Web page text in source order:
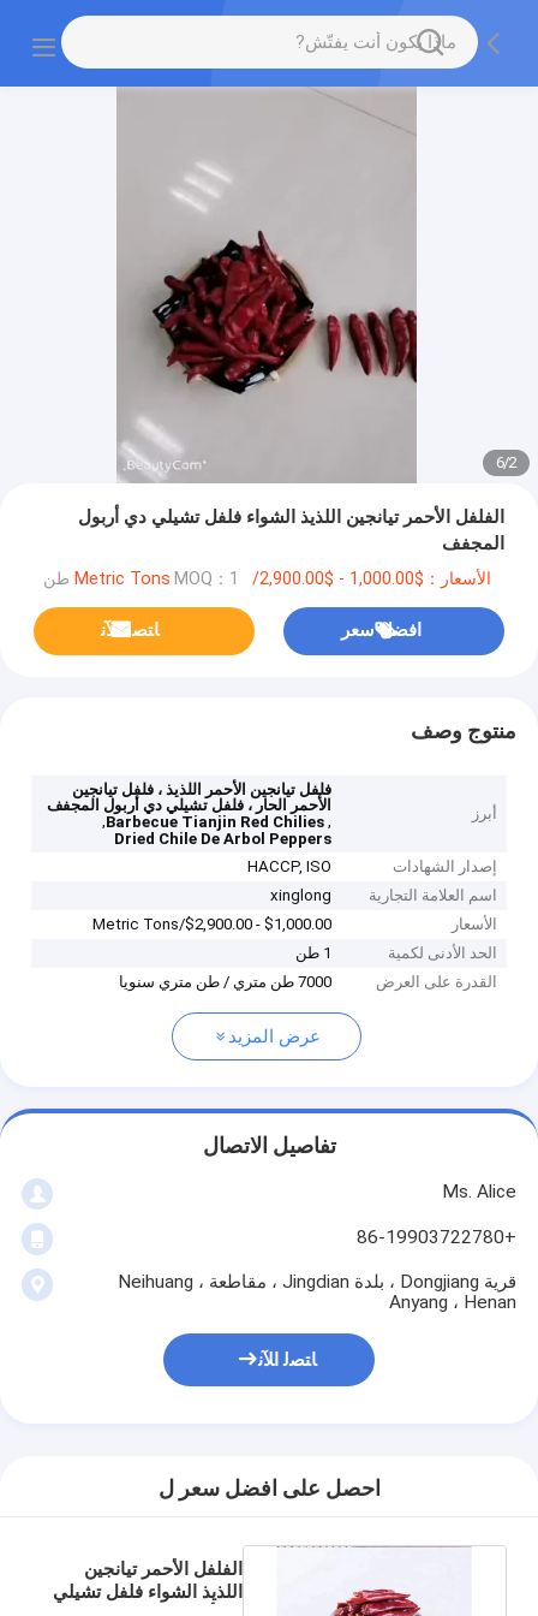
2
/
6
الفلفل الأحمر تيانجين اللذيذ الشواء فلفل تشيلي دي أربول
المجفف
الأسعار：$1,000.00 - $2,900.00/Metric Tons MOQ：1 طن
افضل سعر ﺎﺘﺼﻟ ﺍﻶﻧ
منتوج وصف
أبرز
فلفل تيانجين الأحمر اللذيذ ، فلفل تيانجين
الأحمر الحار ، فلفل تشيلي دي أربول المجفف
,
Barbecue Tianjin Red Chilies
,
Dried Chile De Arbol Peppers
إصدار الشهادات
HACCP, ISO
اسم العلامة التجارية
xinglong
الأسعار
$1,000.00 - $2,900.00/Metric Tons
الحد الأدنى لكمية
1 طن
القدرة على العرض
7000 طن متري / طن متري سنويا
عرض المزيد
تفاصيل الاتصال
Ms. Alice
+86-19903722780
قرية Dongjiang ، بلدة Jingdian ، مقاطعة Neihuang ،
Anyang ، Henan
ﺎﺘﺼﻟ ﺍﻶﻧ
احصل على افضل سعر ل
الفلفل الأحمر تيانجين
اللذيذ الشواء فلفل تشيلي